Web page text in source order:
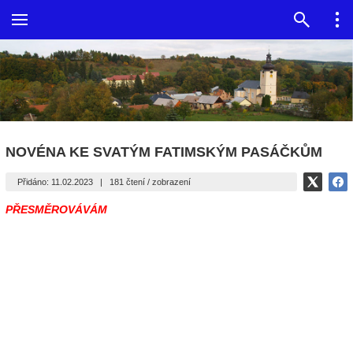
NOVÉNA KE SVATÝM FATIMSKÝM PASÁČKŮM
Přidáno: 11.02.2023 | 181 čtení / zobrazení
PŘESMĚROVÁVÁM